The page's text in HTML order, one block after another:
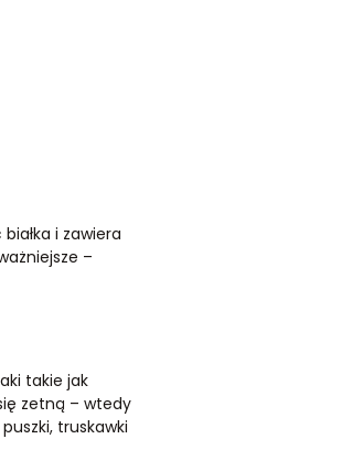
i zawiera
–
takie jak
zetną – wtedy
truskawki